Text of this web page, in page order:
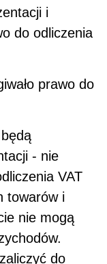
i
do odliczenia
prawo do
- nie
VAT
towarów i
nie mogą
do